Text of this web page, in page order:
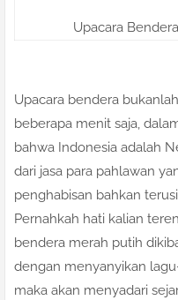
Upacara
Upacara bendera
beberapa menit saja,
bahwa Indonesia adalah
dari jasa para pahlawan
penghabisan bahkan
Pernahkah hati kalian
bendera merah putih
dengan menyanyikan
maka akan menyadari